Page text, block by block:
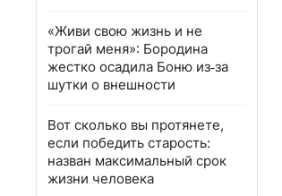
«Живи свою жизнь и не
трогай меня»: Бородина
жестко осадила Боню из‑за
шутки о внешности
Вот сколько вы протянете,
если победить старость:
назван максимальный срок
жизни человека